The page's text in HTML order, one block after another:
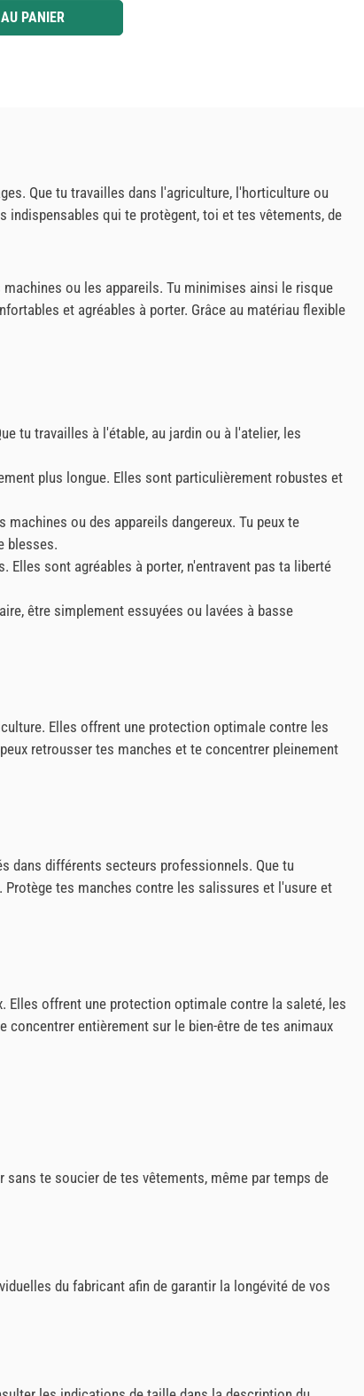
les boutons pour augmenter ou diminuer la quantité.
PANIER
Que tu travailles dans l'agriculture, l'horticulture ou
qui te protègent, toi et tes vêtements, de
ou les appareils. Tu minimises ainsi le risque
et agréables à porter. Grâce au matériau flexible
tu travailles à l'étable, au jardin ou à l'atelier, les
plus longue. Elles sont particulièrement robustes et
ou des appareils dangereux. Tu peux te
blesses.
sont agréables à porter, n'entravent pas ta liberté
être simplement essuyées ou lavées à basse
Elles offrent une protection optimale contre les
retrousser tes manches et te concentrer pleinement
dans différents secteurs professionnels. Que tu
tes manches contre les salissures et l'usure et
Elles offrent une protection optimale contre la saleté, les
entièrement sur le bien-être de tes animaux
te soucier de tes vêtements, même par temps de
du fabricant afin de garantir la longévité de vos